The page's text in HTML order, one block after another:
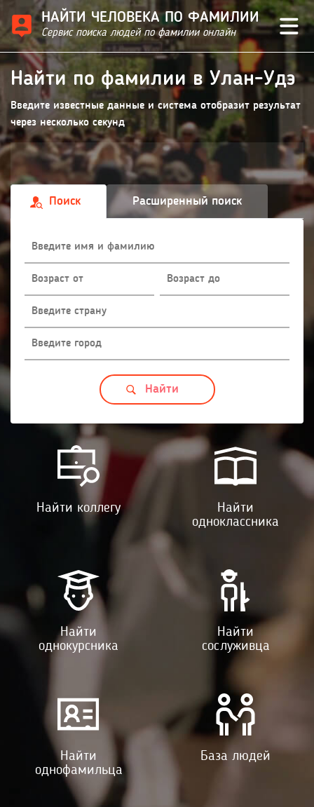
НАЙТИ ЧЕЛОВЕКА ПО ФАМИЛИИ
Сервис поиска людей по фамилии онлайн
Найти по фамилии в Улан-Удэ
Введите известные данные и система отобразит результат
через несколько секунд
Поиск Расширенный поиск
Найти коллегу
Найти
одноклассника
Найти
однокурсника
Найти
сослуживца
Найти
однофамильца
База людей